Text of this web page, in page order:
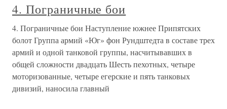
4. Пограничные бои
4. Пограничные бои Наступление южнее Припятских
болот Группа армий «Юг» фон Рундштедта в составе трех
армий и одной танковой группы, насчитывавших в
общей сложности двадцать Шесть пехотных, четыре
моторизованные, четыре егерские и пять танковых
дивизий, наносила главный